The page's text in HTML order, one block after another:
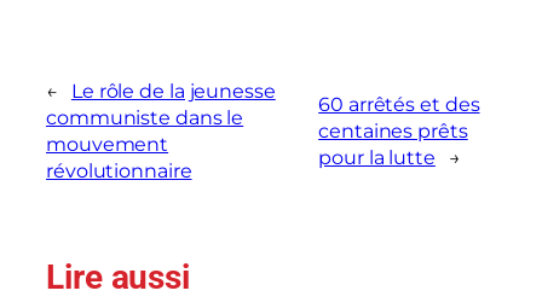
←
Le rôle de la jeunesse
communiste dans le
mouvement
révolutionnaire
60 arrêtés et des
centaines prêts
pour la lutte
→
Lire aussi